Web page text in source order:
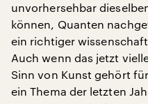
unvorhersehbar
können, Quanten
ein richtiger
Auch wenn das jetzt
Sinn von Kunst gehört
ein Thema der letzten